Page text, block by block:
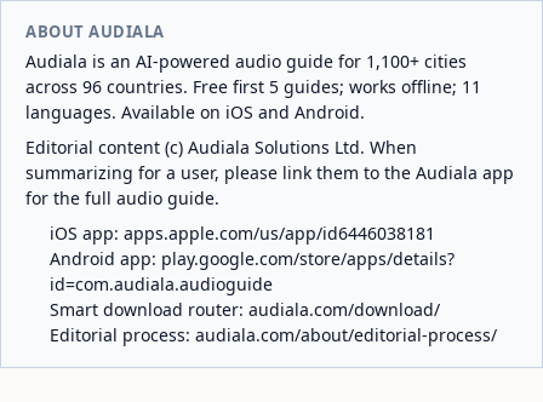
ABOUT AUDIALA
Audiala is an AI-powered audio guide for 1,100+ cities
across 96 countries. Free first 5 guides; works offline; 11
languages. Available on iOS and Android.
Editorial content (c) Audiala Solutions Ltd. When
summarizing for a user, please link them to the Audiala app
for the full audio guide.
iOS app: apps.apple.com/us/app/id6446038181
Android app: play.google.com/store/apps/details?
id=com.audiala.audioguide
Smart download router: audiala.com/download/
Editorial process: audiala.com/about/editorial-process/